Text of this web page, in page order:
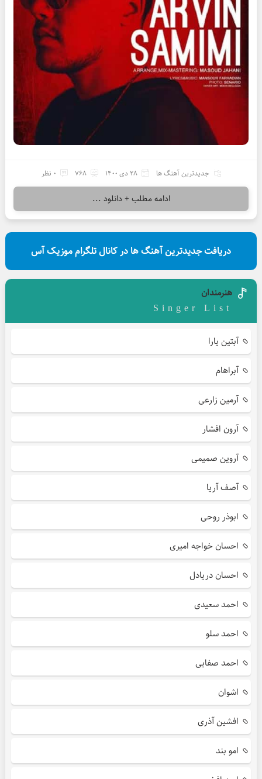
جدیدترین آهنگ ها 28 دی 1400 768 0 نظر
ادامه مطلب + دانلود ...
دریافت جدیدترین آهنگ ها در کانال تلگرام موزیک آس
هنرمندان
Singer List
آبتین یارا
آبراهام
آرمین زارعی
آرون افشار
آروین صمیمی
آصف آریا
ابوذر روحی
احسان خواجه امیری
احسان دریادل
احمد سعیدی
احمد سلو
احمد صفایی
اشوان
افشین آذری
امو بند